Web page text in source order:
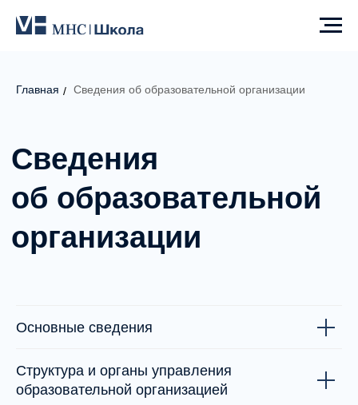
Главная / Сведения об образовательной организации
организации
Основные сведения
Структура и органы управления
образовательной организацией